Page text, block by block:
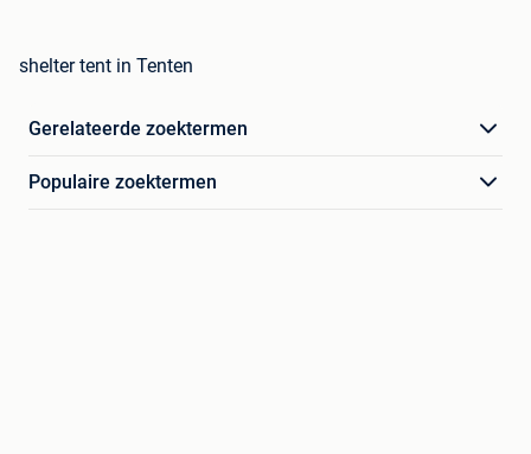
shelter tent in Tenten
Gerelateerde zoektermen
Populaire zoektermen